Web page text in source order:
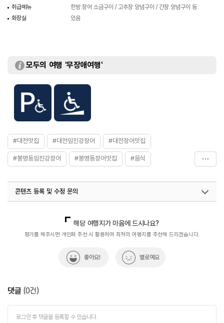
취급메뉴
한방 장어 소금구이 / 고추장 양념구이 / 간장 양념구이 등
화장실
있음
모두의 여행 '무장애여행'
#대전맛집 #대전임진강장어 #대전장어맛집
#봉명동임진강장어 #봉명동장어맛집 #음식
콘텐츠 등록 및 수정 문의
열린관광콘텐츠팀(열린관광-모두의여행)
033-738-3425
해당 여행지가 마음에 드시나요?
평가를 해주시면 개인화 추천 시 활용하여 최적의 여행지를 추천해 드리겠습니다.
좋아요! 별로예요
댓글 (0건)